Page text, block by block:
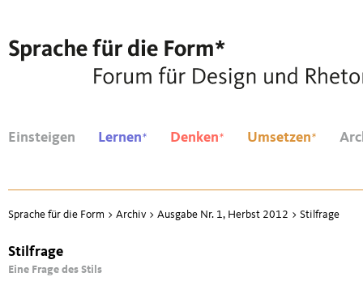
Einsteigen Lernen* Denken* Umsetzen*
Sprache für die Form > Archiv > Ausgabe Nr. 1, Herbst 2012 > Stilfrage
Stilfrage
Eine Frage des Stils